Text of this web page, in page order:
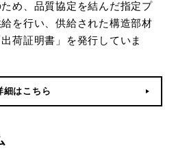
め、品質協定を結んだ指定プ
を行い、供給された構造部材
荷証明書」を発行していま
細はこちら